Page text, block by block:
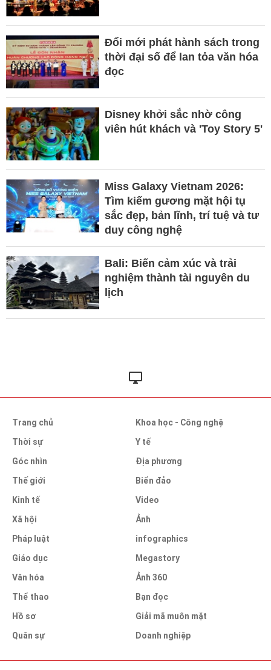
Đổi mới phát hành sách trong
thời đại số để lan tỏa văn hóa
đọc
Disney khởi sắc nhờ công
viên hút khách và 'Toy Story 5'
Miss Galaxy Vietnam 2026:
Tìm kiếm gương mặt hội tụ
sắc đẹp, bản lĩnh, trí tuệ và tư
duy công nghệ
Bali: Biến cảm xúc và trải
nghiệm thành tài nguyên du
lịch
Trang chủ
Thời sự
Góc nhìn
Thế giới
Kinh tế
Xã hội
Pháp luật
Giáo dục
Văn hóa
Thể thao
Hồ sơ
Quân sự
Khoa học - Công nghệ
Y tế
Địa phương
Biển đảo
Video
Ảnh
infographics
Megastory
Ảnh 360
Bạn đọc
Giải mã muôn mặt
Doanh nghiệp